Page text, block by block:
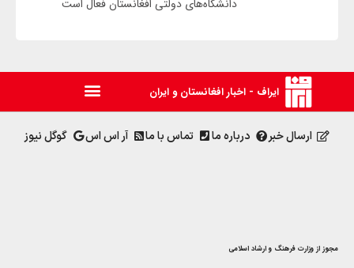
دانشگاه‌های دولتی افغانستان فعال است
ایراف - اخبار افغانستان و ایران
ارسال خبر درباره ما تماس با ما آر اس اس گوگل نیوز
مجوز از وزارت فرهنگ و ارشاد اسلامی